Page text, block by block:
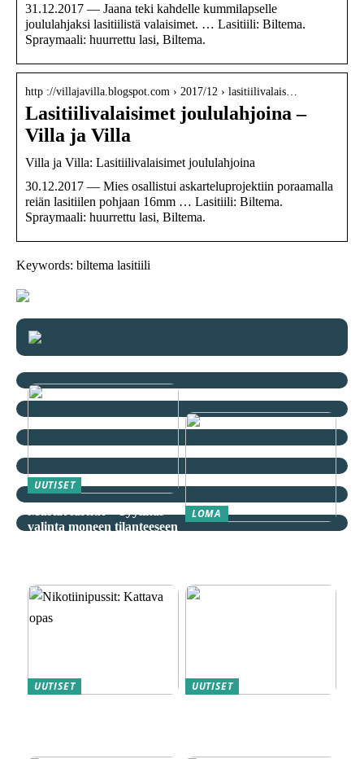
31.12.2017 — Jaana teki kahdelle kummilapselle
joululahjaksi lasitiilistä valaisimet. … Lasitiili: Biltema.
Spraymaali: huurrettu lasi, Biltema.
http ://villajavilla.blogspot.com › 2017/12 › lasitiilivalais…
Lasitiilivalaisimet joululahjoina –
Villa ja Villa
Villa ja Villa: Lasitiilivalaisimet joululahjoina
30.12.2017 — Mies osallistui askarteluprojektiin poraamalla
reiän lasitiilen pohjaan 16mm … Lasitiili: Biltema.
Spraymaali: huurrettu lasi, Biltema.
Keywords: biltema lasitiili
UUTISET
valinta moneen tilanteeseen
LOMA
UUTISET
UUTISET